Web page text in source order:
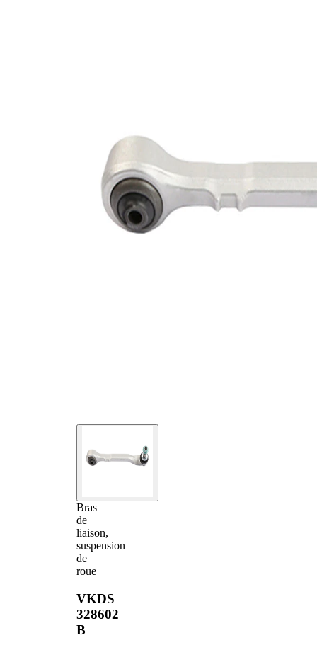
Bras
de
liaison,
suspension
de
roue
VKDS
328602
B
Numéro d'article en
paire